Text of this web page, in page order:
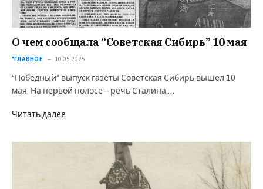
О чем сообщала “Советская Сибирь” 10 мая
*ГЛАВНОЕ 10.05.2025
“Победный” выпуск газеты Советская Сибирь вышел 10
мая. На первой полосе – речь Сталина,…
Читать далее